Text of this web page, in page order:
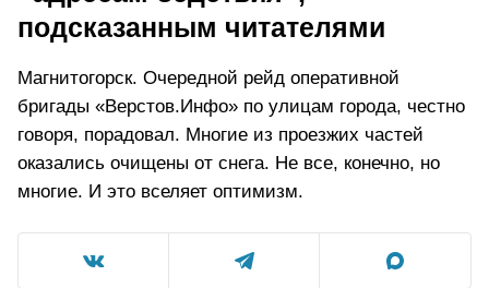
подсказанным читателями
Магнитогорск. Очередной рейд оперативной
бригады «Верстов.Инфо» по улицам города, честно
говоря, порадовал. Многие из проезжих частей
оказались очищены от снега. Не все, конечно, но
многие. И это вселяет оптимизм.